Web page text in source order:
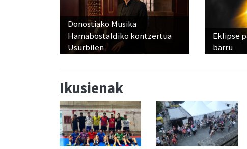
Donostiako Musika
Hamabostaldiko kontzertua
Usurbilen
Eklipse
barru
Ikusienak